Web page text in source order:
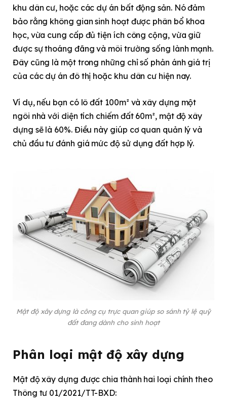
khu dân cư, hoặc các dự án bất động sản. Nó đảm
bảo rằng không gian sinh hoạt được phân bổ khoa
học, vừa cung cấp đủ tiện ích công cộng, vừa giữ
được sự thoáng đãng và môi trường sống lành mạnh.
Đây cũng là một trong những chỉ số phản ánh giá trị
của các dự án đô thị hoặc khu dân cư hiện nay.
Ví dụ, nếu bạn có lô đất 100m² và xây dựng một
ngôi nhà với diện tích chiếm đất 60m², mật độ xây
dựng sẽ là 60%. Điều này giúp cơ quan quản lý và
chủ đầu tư đánh giá mức độ sử dụng đất hợp lý.
Mật độ xây dựng là công cụ trực quan giúp so sánh tỷ lệ quỹ
đất đang dành cho sinh hoạt
Phân loại mật độ xây dựng
Mật độ xây dựng được chia thành hai loại chính theo
Thông tư 01/2021/TT-BXD: